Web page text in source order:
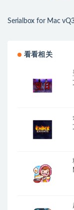
Serialbox for Mac
看看相关